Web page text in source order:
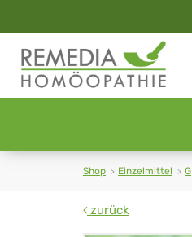
Shop Einzelmittel G
zurück